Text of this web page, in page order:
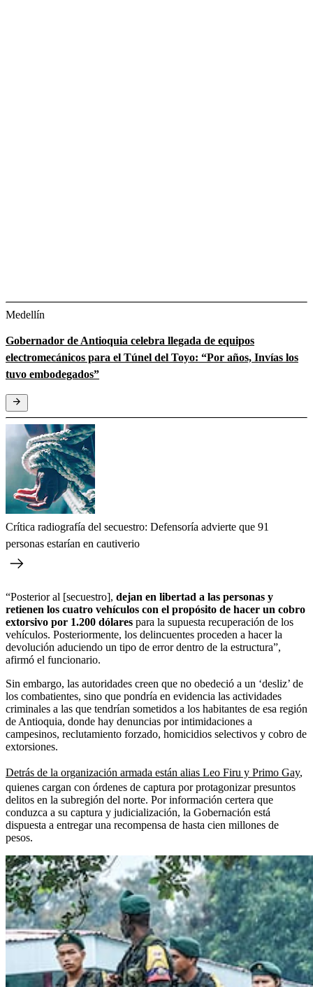
Medellín
Gobernador de Antioquia celebra llegada de equipos
electromecánicos para el Túnel del Toyo: “Por años, Invías los
tuvo embodegados”
Crítica radiografía del secuestro: Defensoría advierte que 91
personas estarían en cautiverio
“Posterior al [secuestro], dejan en libertad a las personas y
retienen los cuatro vehículos con el propósito de hacer un cobro
extorsivo por 1.200 dólares para la supuesta recuperación de los
vehículos. Posteriormente, los delincuentes proceden a hacer la
devolución aduciendo un tipo de error dentro de la estructura”,
afirmó el funcionario.
Sin embargo, las autoridades creen que no obedeció a un ‘desliz’ de
los combatientes, sino que pondría en evidencia las actividades
criminales a las que tendrían sometidos a los habitantes de esa región
de Antioquia, donde hay denuncias por intimidaciones a
campesinos, reclutamiento forzado, homicidios selectivos y cobro de
extorsiones.
Detrás de la organización armada están alias Leo Firu y Primo Gay,
quienes cargan con órdenes de captura por protagonizar presuntos
delitos en la subregión del norte. Por información certera que
conduzca a su captura y judicialización, la Gobernación está
dispuesta a entregar una recompensa de hasta cien millones de
pesos.